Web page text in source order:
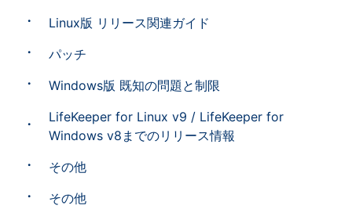
Linux版 リリース関連ガイド
パッチ
Windows版 既知の問題と制限
LifeKeeper for Linux v9 / LifeKeeper for
Windows v8までのリリース情報
その他
その他